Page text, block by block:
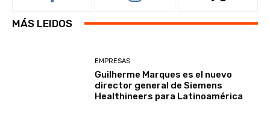
MÁS LEIDOS
EMPRESAS
Guilherme Marques es el nuevo
director general de Siemens
Healthineers para Latinoamérica